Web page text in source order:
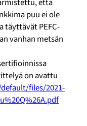
että
puu ei ole
täyttävät PEFC-
vanhan metsän
on avattu
files/2021-